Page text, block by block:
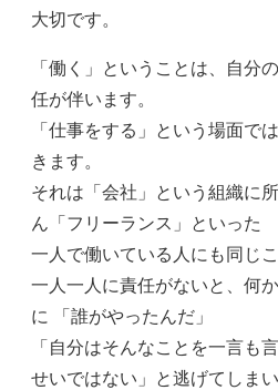
大切です。
「働く」ということは、自分
任が伴います。
「仕事をする」という場面で
きます。
それは「会社」という組織に
ん「フリーランス」といった
一人で働いている人にも同じ
一人一人に責任がないと、何
に 「誰がやったんだ」
「自分はそんなことを一言も
せいではない」と逃げてしまい